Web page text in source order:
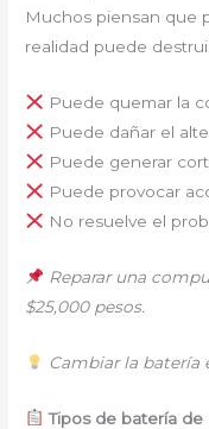
Muchos piensan que
realidad puede
Puede quemar la
Puede dañar el
Puede generar
Puede provocar
No resuelve el
Reparar una
$25,000 pesos.
Cambiar la batería
Tipos de batería